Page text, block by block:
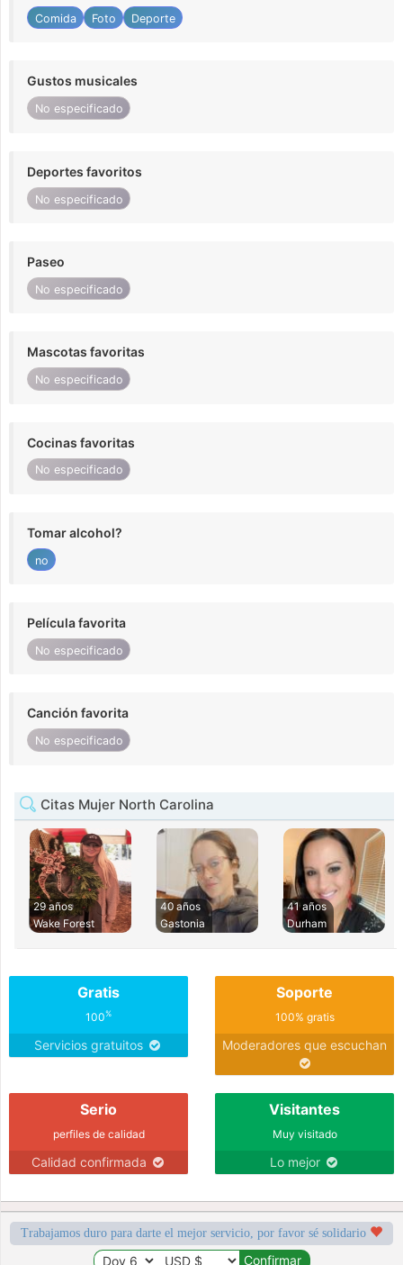
Comida Foto Deporte
Gustos musicales
No especificado
Deportes favoritos
No especificado
Paseo
No especificado
Mascotas favoritas
No especificado
Cocinas favoritas
No especificado
Tomar alcohol?
no
Película favorita
No especificado
Canción favorita
No especificado
Citas Mujer North Carolina
29 años
Wake Forest
40 años
Gastonia
41 años
Durham
Gratis
100%
Servicios gratuitos
Soporte
100% gratis
Moderadores que escuchan
Serio
perfiles de calidad
Calidad confirmada
Visitantes
Muy visitado
Lo mejor
Trabajamos duro para darte el mejor servicio, por favor sé solidario